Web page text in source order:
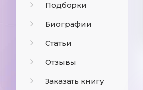
Подборки
Биографии
Статьи
Отзывы
Заказать книгу